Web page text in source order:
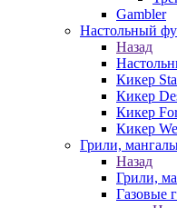
Gambler
Настольный
Назад
Кикер
Кикер
Кикер
Кикер
Грили,
Назад
Грили,
Газовые